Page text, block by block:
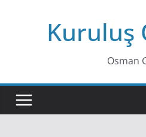
Kuruluş
Osman